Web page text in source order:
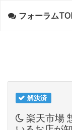
フォーラム
解決済
楽天市場